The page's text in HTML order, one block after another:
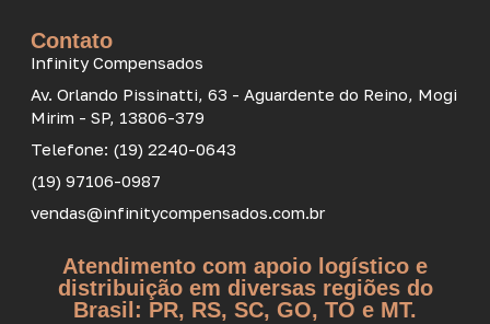
Contato
Infinity Compensados
Av. Orlando Pissinatti, 63 - Aguardente do Reino, Mogi
Mirim - SP, 13806-379
Telefone: (19) 2240-0643
(19) 97106-0987
vendas@infinitycompensados.com.br
Atendimento com apoio logístico e
distribuição em diversas regiões do
Brasil: PR, RS, SC, GO, TO e MT.